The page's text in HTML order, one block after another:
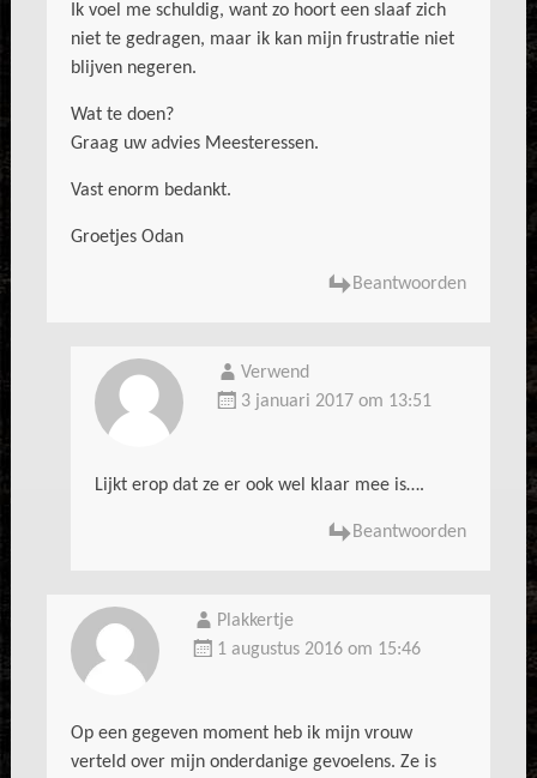
Ik voel me schuldig, want zo hoort een slaaf zich
niet te gedragen, maar ik kan mijn frustratie niet
blijven negeren.
Wat te doen?
Graag uw advies Meesteressen.
Vast enorm bedankt.
Groetjes Odan
Beantwoorden
Verwend
3 januari 2017 om 13:51
Lijkt erop dat ze er ook wel klaar mee is….
Beantwoorden
Plakkertje
1 augustus 2016 om 15:46
Op een gegeven moment heb ik mijn vrouw
verteld over mijn onderdanige gevoelens. Ze is